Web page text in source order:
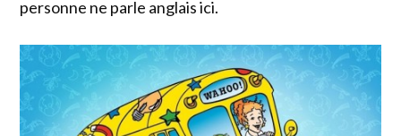
personne ne parle anglais ici.